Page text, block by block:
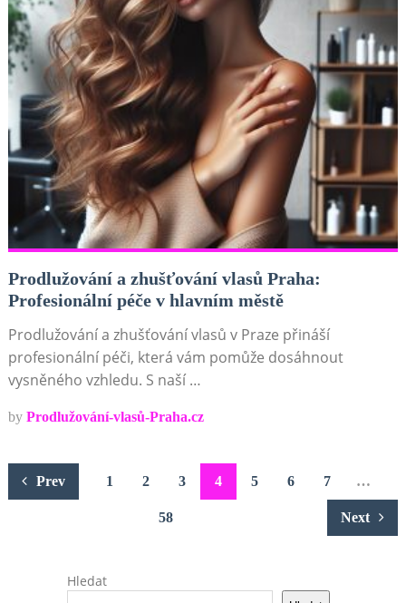
Prodlužování a zhušťování vlasů Praha:
Profesionální péče v hlavním městě
Prodlužování a zhušťování vlasů v Praze přináší
profesionální péči, která vám pomůže dosáhnout
vysněného vzhledu. S naší …
by Prodlužování-vlasů-Praha.cz
Stránkování
Prev 1 2 3 4 5 6 7 …
58 Next
Hledat